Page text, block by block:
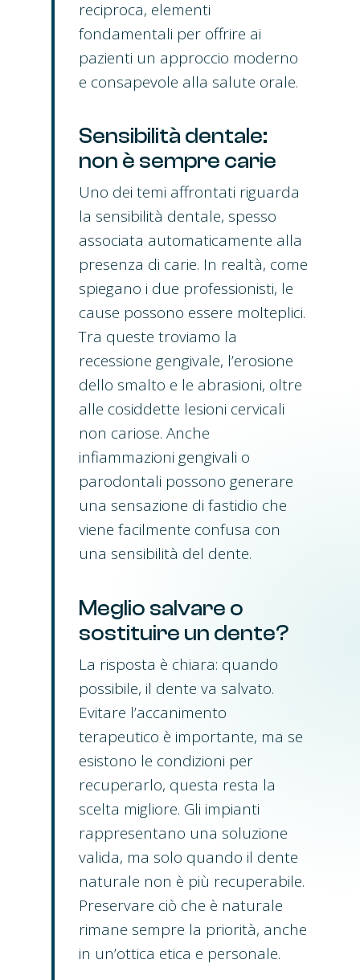
reciproca, elementi
fondamentali per offrire ai
pazienti un approccio moderno
e consapevole alla salute orale.
Sensibilità dentale:
non è sempre carie
Uno dei temi affrontati riguarda
la sensibilità dentale, spesso
associata automaticamente alla
presenza di carie. In realtà, come
spiegano i due professionisti, le
cause possono essere molteplici.
Tra queste troviamo la
recessione gengivale, l’erosione
dello smalto e le abrasioni, oltre
alle cosiddette lesioni cervicali
non cariose. Anche
infiammazioni gengivali o
parodontali possono generare
una sensazione di fastidio che
viene facilmente confusa con
una sensibilità del dente.
Meglio salvare o
sostituire un dente?
La risposta è chiara: quando
possibile, il dente va salvato.
Evitare l’accanimento
terapeutico è importante, ma se
esistono le condizioni per
recuperarlo, questa resta la
scelta migliore. Gli impianti
rappresentano una soluzione
valida, ma solo quando il dente
naturale non è più recuperabile.
Preservare ciò che è naturale
rimane sempre la priorità, anche
in un’ottica etica e personale.